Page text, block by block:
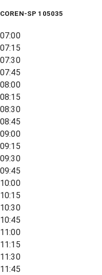
COREN-SP 105035
07:00
07:15
07:30
07:45
08:00
08:15
08:30
08:45
09:00
09:15
09:30
09:45
10:00
10:15
10:30
10:45
11:00
11:15
11:30
11:45